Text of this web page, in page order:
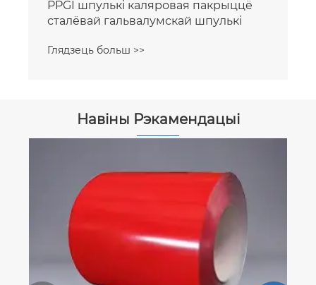
PPGI шпулькі каляровая пакрыццё
сталёвай гальвалумскай шпулькі
Глядзець больш >>
Навіны Рэкамендацыі